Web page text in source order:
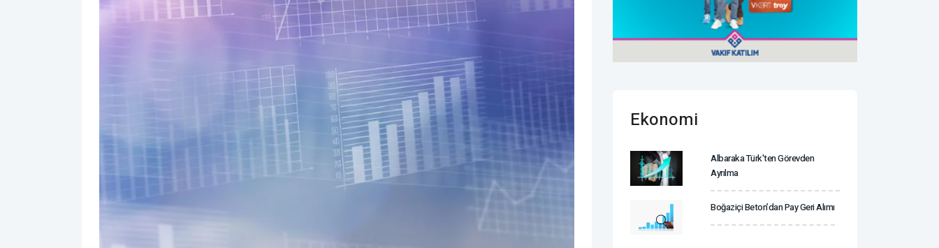
Ekonomi
Albaraka Türk'ten Görevden
Ayrılma
Boğaziçi Beton’dan Pay Geri Alımı